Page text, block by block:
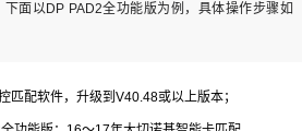
面以DP PAD2全功能版为例，具体操作步骤如
匹配软件，升级到V40.48或以上版本；